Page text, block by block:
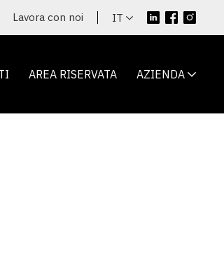
Lavora con noi IT
AREA RISERVATA AZIENDA